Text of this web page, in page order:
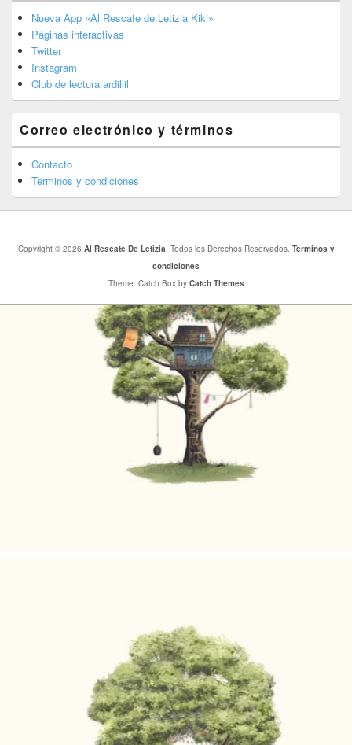
Nueva App «Al Rescate de Letizia Kiki»
Páginas interactivas
Twitter
Instagram
Club de lectura ardillil
Correo electrónico y términos
Contacto
Terminos y condiciones
Copyright © 2026 Al Rescate De Letizia. Todos los Derechos Reservados. Terminos y
condiciones
Theme: Catch Box by Catch Themes